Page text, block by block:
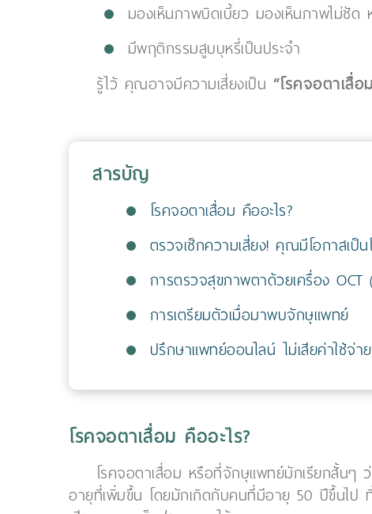
มองเห็นภาพบิดเบี้ยว มองเห็นภาพไม่ชัด
มีพฤติกรรมสูบบุหรี่เป็นประจำ
รู้ไว้ คุณอาจมีความเสี่ยงเป็น “โรคจอตาเสื่อ
สารบัญ
โรคจอตาเสื่อม คืออะไร?
ตรวจเช็กความเสี่ยง! คุณมีโอกาสเป็น
การตรวจสุขภาพตาด้วยเครื่อง
การเตรียมตัวเมื่อมาพบจักษุแพทย์
ปรึกษาแพทย์ออนไลน์ ไม่เสียค่าใช้จ่าย
โรคจอตาเสื่อม คืออะไร?
โรคจอตาเสื่อม หรือที่จักษุแพทย์มักเรียกสั้นๆ
อายุที่เพิ่มขึ้น โดยมักเกิดกับคนที่มีอายุ 50 ปีขึ้นไป